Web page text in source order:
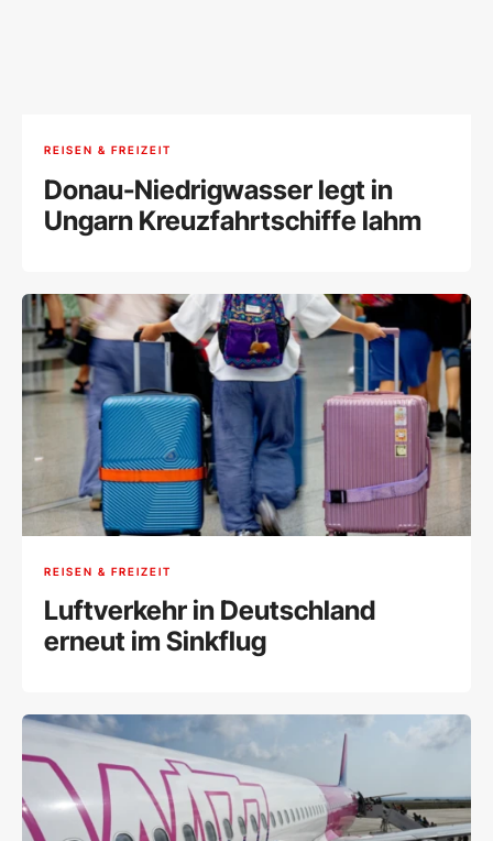
REISEN & FREIZEIT
Donau-Niedrigwasser legt in
Ungarn Kreuzfahrtschiffe lahm
REISEN & FREIZEIT
Luftverkehr in Deutschland
erneut im Sinkflug